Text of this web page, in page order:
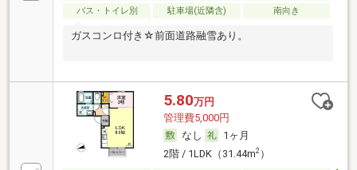
バス・トイレ別
駐車場(近隣含) 南向き
ガスコンロ付き☆前面道路融雪あり。
5.80万円
管理費5,000円
なし
1ヶ月
2階 / 1LDK（31.44m2）